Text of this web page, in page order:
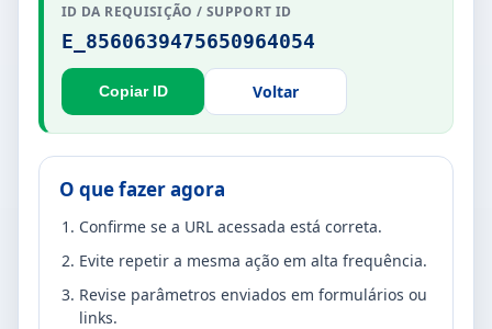
ID DA REQUISIÇÃO / SUPPORT ID
E_8560639475650964054
Copiar ID Voltar
O que fazer agora
Confirme se a URL acessada está correta.
Evite repetir a mesma ação em alta frequência.
Revise parâmetros enviados em formulários ou
links.